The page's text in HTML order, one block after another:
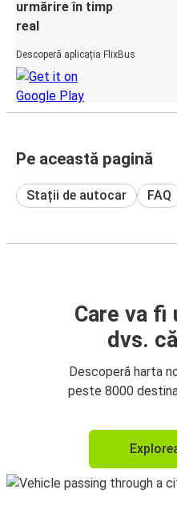
urmărire în timp
real
Descoperă aplicația FlixBus
Pe această pagină
Stații de autocar FAQ
Care va fi
dvs.
Descoperă harta
peste 8000